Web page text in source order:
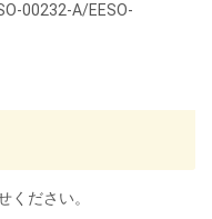
00232-A/EESO-
ください。